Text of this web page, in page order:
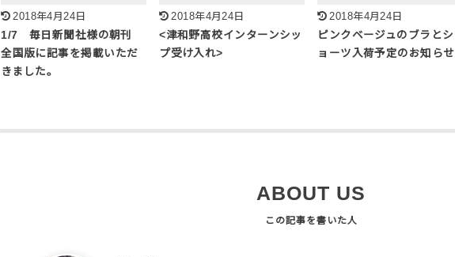
2018年4月24日
1/7 毎日新聞社様の朝刊
全国版に記事を掲載いただ
きました。
2018年4月24日
<津和野高校インターンシッ
プ受け入れ>
2018年4月24日
ピンクベージュのブラとシ
ョーツ入荷予定のお知らせ
ABOUT US